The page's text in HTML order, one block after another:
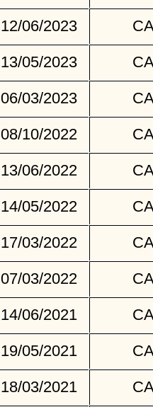
12/06/2023
13/05/2023
06/03/2023
08/10/2022
13/06/2022
14/05/2022
17/03/2022
07/03/2022
14/06/2021
19/05/2021
18/03/2021